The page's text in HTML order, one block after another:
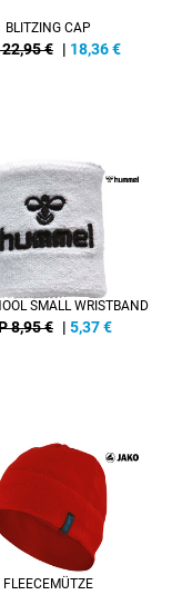
BLITZING CAP
22,95 € | 18,36€
SMALL WRISTBAND
8,95 € | 5,37€
FLEECEMÜTZE